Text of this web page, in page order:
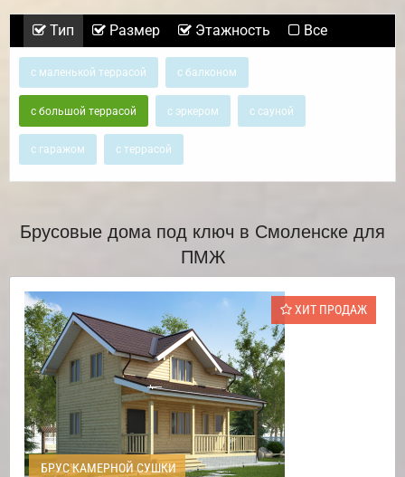
Тип Размер Этажность Все
с маленькой террасой с балконом
с большой террасой с эркером с сауной
с гаражом с террасой
Брусовые дома под ключ в Смоленске для
ПМЖ
ХИТ ПРОДАЖ
БРУС КАМЕРНОЙ СУШКИ